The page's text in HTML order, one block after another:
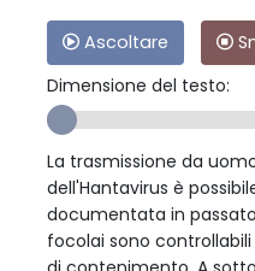
Ascoltare
Dimensione del testo:
La trasmissione da
dell'Hantavirus è
documentata in
focolai sono